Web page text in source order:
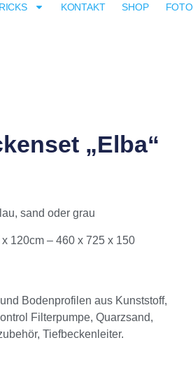
KONTAKT SHOP
„Elba“
sand oder grau
120cm – 460 x 725 x 150
Bodenprofilen aus Kunststoff,
Filterpumpe, Quarzsand,
Tiefbeckenleiter.